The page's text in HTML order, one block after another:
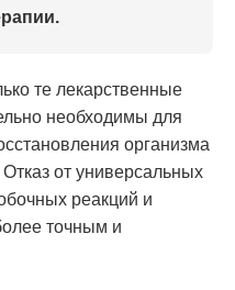
те лекарственные
необходимы для
организма
Отказ от универсальных
реакций и
точным и